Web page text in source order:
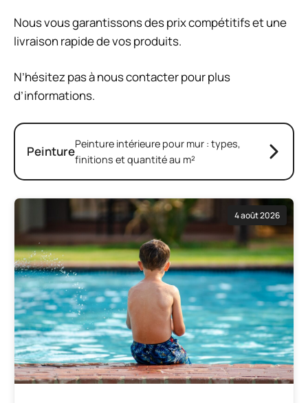
Nous vous garantissons des prix compétitifs et une
livraison rapide de vos produits.
N’hésitez pas à nous contacter pour plus
d’informations.
PeinturePeinture intérieure pour mur : types,
finitions et quantité au m²
4 août 2026